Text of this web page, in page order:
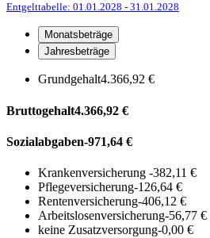
Entgelttabelle: 01.01.2028 - 31.01.2028
Monatsbeträge
Jahresbeträge
Grundgehalt4.366,92 €
Bruttogehalt4.366,92 €
Sozialabgaben-971,64 €
Krankenversicherung -382,11 €
Pflegeversicherung-126,64 €
Rentenversicherung-406,12 €
Arbeitslosenversicherung-56,77 €
keine Zusatzversorgung-0,00 €